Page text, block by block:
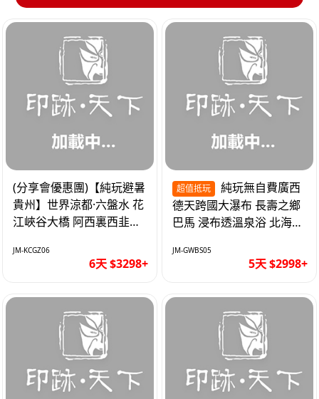
(分享會優惠團)【純玩避暑
貴州】世界涼都·六盤水 花
江峽谷大橋 阿西裏西韭菜
JM-KCGZ06
6天 $3298+
超值抵玩
德天跨國大瀑布 長壽之鄉
巴馬 浸布透溫泉浴 北海銀
JM-GWBS05
5天 $2998+